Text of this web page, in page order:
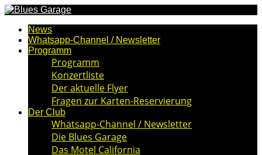
News
Whatsapp-Channel / Newsletter
Programm
Programm
Konzertliste
Der aktuelle Flyer
Fragen zur Karten-Reservierung
Der Club
Whatsapp-Channel / Newsletter
Die Blues Garage
Das Motel California